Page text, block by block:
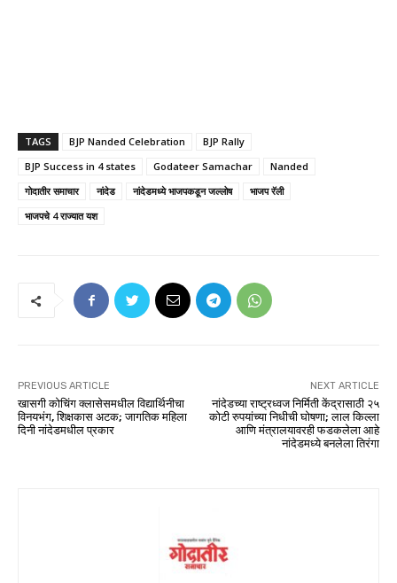
TAGS BJP Nanded Celebration
BJP Rally
BJP Success in 4 states
Godateer Samachar
Nanded
गोदातीर समाचार
नांदेड नांदेडमध्ये भाजपकडून जल्लोष
भाजप रॅली
भाजपचे 4 राज्यात यश
PREVIOUS ARTICLE
खासगी कोचिंग क्लासेसमधील विद्यार्थिनीचा
विनयभंग, शिक्षकास अटक; जागतिक महिला
दिनी नांदेडमधील प्रकार
NEXT ARTICLE
नांदेडच्या राष्ट्रध्वज निर्मिती केंद्रासाठी २५
कोटी रुपयांच्या निधीची घोषणा; लाल किल्ला
आणि मंत्रालयावरही फडकलेला आहे
नांदेडमध्ये बनलेला तिरंगा